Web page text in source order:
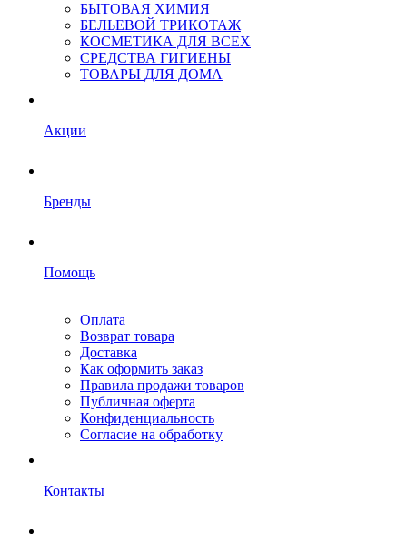
БЫТОВАЯ ХИМИЯ
БЕЛЬЕВОЙ ТРИКОТАЖ
КОСМЕТИКА ДЛЯ ВСЕХ
СРЕДСТВА ГИГИЕНЫ
ТОВАРЫ ДЛЯ ДОМА
Акции
Бренды
Помощь
Оплата
Возврат товара
Доставка
Как оформить заказ
Правила продажи товаров
Публичная оферта
Конфиденциальность
Согласие на обработку
Контакты